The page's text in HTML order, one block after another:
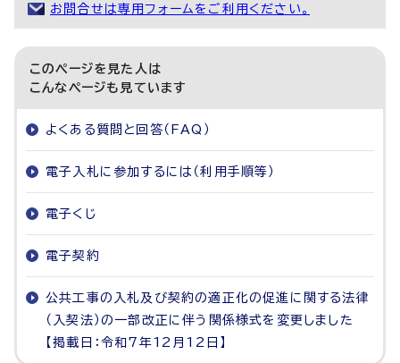
お問合せは専用フォームをご利用ください。
このページを見た人は
こんなページも見ています
よくある質問と回答（FAQ）
電子入札に参加するには（利用手順等）
電子くじ
電子契約
公共工事の入札及び契約の適正化の促進に関する法律
（入契法）の一部改正に伴う関係様式を変更しました
【掲載日：令和7年12月12日】